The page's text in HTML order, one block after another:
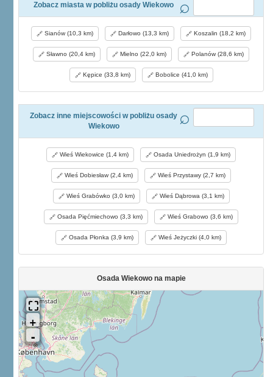
Zobacz miasta w pobliżu osady Wiekowo
Sianów (10,3 km) Darłowo (13,3 km) Koszalin (18,2 km)
Sławno (20,4 km) Mielno (22,0 km) Polanów (28,6 km)
Kępice (33,8 km) Bobolice (41,0 km)
Zobacz inne miejscowości w pobliżu osady
Wiekowo
Wieś Wiekowice (1,4 km) Osada Uniedrożyn (1,9 km)
Wieś Dobiesław (2,4 km) Wieś Przystawy (2,7 km)
Wieś Grabówko (3,0 km) Wieś Dąbrowa (3,1 km)
Osada Pięćmiechowo (3,3 km) Wieś Grabowo (3,6 km)
Osada Płonka (3,9 km) Wieś Jeżyczki (4,0 km)
Osada Wiekowo na mapie